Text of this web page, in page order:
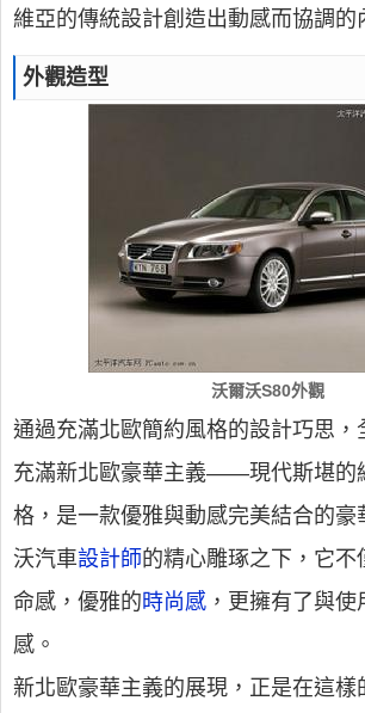
維亞的傳統設計創造出動感而協調
外觀造型
沃爾沃S80外觀
通過充滿北歐簡約風格的設計巧思，
充滿新北歐豪華主義——現代斯堪的
格，是一款優雅與動感完美結合的豪
沃汽車設計師的精心雕琢之下，它不
命感，優雅的時尚感 ，更擁有了與
感。
新北歐豪華主義的展現，正是在這樣